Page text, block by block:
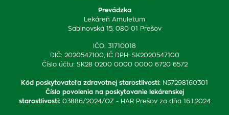
Prevádzka
Lekáreň Amuletum
Sabinovská 15, 080 01 Prešov
IČO: 31710018
DIČ: 2020547100, IČ DPH: SK2020547100
Číslo účtu: SK28 0200 0000 0000 6720 6572
Kód poskytovateľa zdravotnej starostlivosti: N57298160301
Číslo povolenia na poskytovanie lekárenskej
starostlivosti: 03886/2024/OZ - HAR Prešov zo dňa 16.1.2024